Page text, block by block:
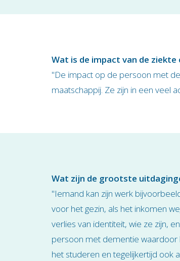
Wat is de impact van de
"De impact op de persoon met
maatschappij. Ze zijn in een veel
Wat zijn de grootste
"Iemand kan zijn werk
voor het gezin, als het inkomen
verlies van identiteit, wie ze zijn,
persoon met dementie waardoor
het studeren en tegelijkertijd ook